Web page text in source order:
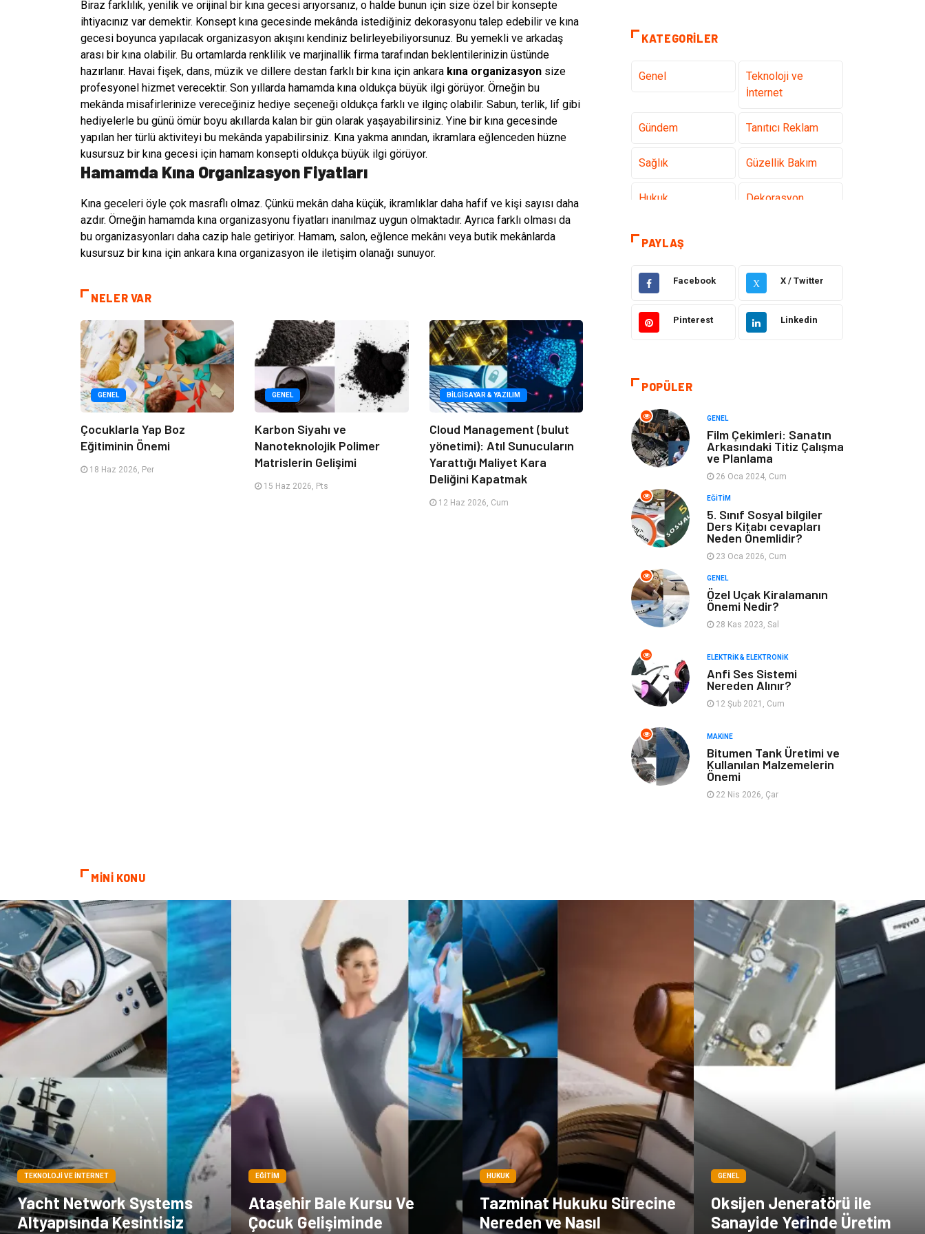
Biraz farklılık, yenilik ve orijinal bir kına gecesi arıyorsanız, o halde bunun için size özel bir konsepte
ihtiyacınız var demektir. Konsept kına gecesinde mekânda istediğiniz dekorasyonu talep edebilir ve kına
gecesi boyunca yapılacak organizasyon akışını kendiniz belirleyebiliyorsunuz. Bu yemekli ve arkadaş
arası bir kına olabilir. Bu ortamlarda renklilik ve marjinallik firma tarafından beklentilerinizin üstünde
hazırlanır. Havai fişek, dans, müzik ve dillere destan farklı bir kına için ankara kına organizasyon size
profesyonel hizmet verecektir. Son yıllarda hamamda kına oldukça büyük ilgi görüyor. Örneğin bu
mekânda misafirlerinize vereceğiniz hediye seçeneği oldukça farklı ve ilginç olabilir. Sabun, terlik, lif gibi
hediyelerle bu günü ömür boyu akıllarda kalan bir gün olarak yaşayabilirsiniz. Yine bir kına gecesinde
yapılan her türlü aktiviteyi bu mekânda yapabilirsiniz. Kına yakma anından, ikramlara eğlenceden hüzne
kusursuz bir kına gecesi için hamam konsepti oldukça büyük ilgi görüyor.
Hamamda Kına Organizasyon Fiyatları
Kına geceleri öyle çok masraflı olmaz. Çünkü mekân daha küçük, ikramlıklar daha hafif ve kişi sayısı daha
azdır. Örneğin hamamda kına organizasyonu fiyatları inanılmaz uygun olmaktadır. Ayrıca farklı olması da
bu organizasyonları daha cazip hale getiriyor. Hamam, salon, eğlence mekânı veya butik mekânlarda
kusursuz bir kına için ankara kına organizasyon ile iletişim olanağı sunuyor.
NELER VAR
GENEL
Çocuklarla Yap Boz
Eğitiminin Önemi
18 Haz 2026, Per
GENEL
Karbon Siyahı ve
Nanoteknolojik Polimer
Matrislerin Gelişimi
15 Haz 2026, Pts
BILGISAYAR & YAZILIM
Cloud Management (bulut
yönetimi): Atıl Sunucuların
Yarattığı Maliyet Kara
Deliğini Kapatmak
12 Haz 2026, Cum
KATEGORILER
Genel
Teknoloji ve
İnternet
Gündem Tanıtıcı Reklam
Sağlık Güzellik Bakım
Hukuk Dekorasyon
Elektrik &
Elektronik
Sağlıklı Yaşam Organizasyon
Eğitim ve Kariyer Gıda
Makine
Keyif ve Hobi
Tatil Yeme İçme
Emlak
Bilgisayar &
Yazılım
Spor
İnternet
Eğlence
Mobilya Aksesuar
Anne Çocuk Müzik
Tekstil
Ev İşleri
PAYLAŞ
Facebook X X / Twitter
Pinterest Linkedin
POPÜLER
GENEL
Film Çekimleri: Sanatın
Arkasındaki Titiz Çalışma
ve Planlama
26 Oca 2024, Cum
EĞITIM
5. Sınıf Sosyal bilgiler
Ders Kitabı cevapları
Neden Önemlidir?
23 Oca 2026, Cum
GENEL
Özel Uçak Kiralamanın
Önemi Nedir?
28 Kas 2023, Sal
ELEKTRIK & ELEKTRONIK
Anfi Ses Sistemi
Nereden Alınır?
12 Şub 2021, Cum
MAKINE
Bitumen Tank Üretimi ve
Kullanılan Malzemelerin
Önemi
22 Nis 2026, Çar
MİNİ KONU
TEKNOLOJI VE İNTERNET
Yacht Network Systems
Altyapısında Kesintisiz
EĞITIM
Ataşehir Bale Kursu Ve
Çocuk Gelişiminde
HUKUK
Tazminat Hukuku Sürecine
Nereden ve Nasıl
GENEL
Oksijen Jeneratörü ile
Sanayide Yerinde Üretim